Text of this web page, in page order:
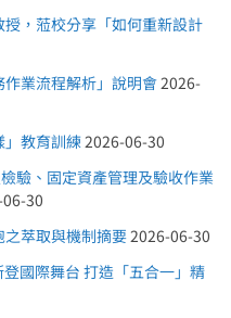
授，蒞校分享「如何重新設計
業流程解析」說明會2026-
」教育訓練2026-06-30
驗、固定資產管理及驗收作業
30
萃取與機制摘要2026-06-30
國際舞台 打造「五合一」精